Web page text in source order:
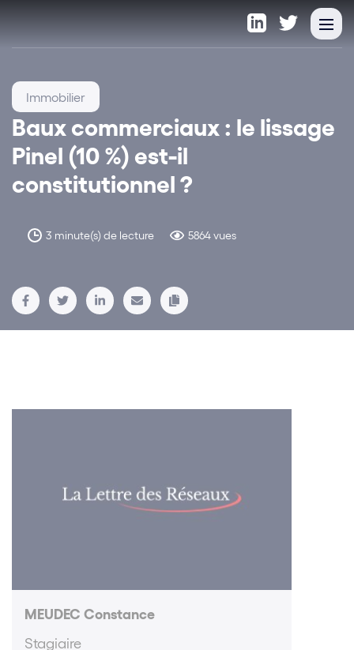
Baux commerciaux : le lissage
Pinel (10 %) est-il
constitutionnel ?
3 minute(s) de lecture 5864 vues
Immobilier
MEUDEC Constance
Stagiaire